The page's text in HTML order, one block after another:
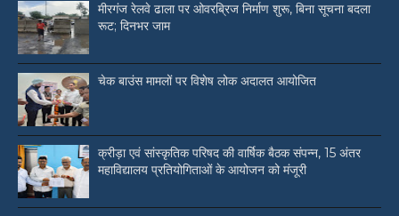
मीरगंज रेलवे ढाला पर ओवरब्रिज निर्माण शुरू, बिना सूचना बदला
रूट; दिनभर जाम
चेक बाउंस मामलों पर विशेष लोक अदालत आयोजित
क्रीड़ा एवं सांस्कृतिक परिषद की वार्षिक बैठक संपन्न, 15 अंतर
महाविद्यालय प्रतियोगिताओं के आयोजन को मंजूरी